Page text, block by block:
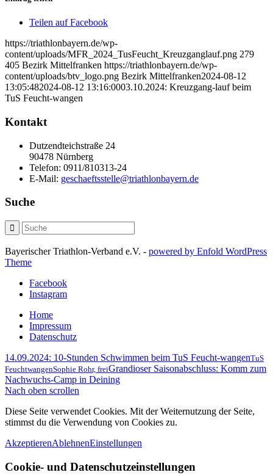
Teilen auf Facebook
https://triathlonbayern.de/wp-
content/uploads/MFR_2024_TusFeucht_Kreuzganglauf.png 279
405 Bezirk Mittelfranken https://triathlonbayern.de/wp-
content/uploads/btv_logo.png Bezirk Mittelfranken2024-08-12
13:05:482024-08-12 13:16:0003.10.2024: Kreuzgang-lauf beim
TuS Feucht-wangen
Kontakt
Dutzendteichstraße 24
90478 Nürnberg
Telefon: 0911/810313-24
E-Mail: geschaeftsstelle@triathlonbayern.de
Suche
Bayerischer Triathlon-Verband e.V. - powered by Enfold WordPress
Theme
Facebook
Instagram
Home
Impressum
Datenschutz
14.09.2024: 10-Stunden Schwimmen beim TuS Feucht-wangenTuS
FeuchtwangenSophie Rohr, freiGrandioser Saisonabschluss: Komm zum
Nachwuchs-Camp in Deining
Nach oben scrollen
Diese Seite verwendet Cookies. Mit der Weiternutzung der Seite,
stimmst du die Verwendung von Cookies zu.
AkzeptierenAblehnenEinstellungen
Cookie- und Datenschutzeinstellungen